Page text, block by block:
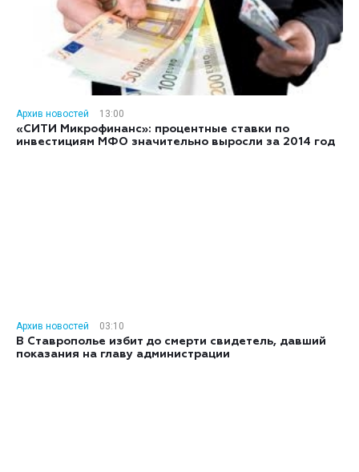
Архив новостей
13:00
«СИТИ Микрофинанс»: процентные ставки по
инвестициям МФО значительно выросли за 2014 год
Архив новостей
03:10
В Ставрополье избит до смерти свидетель, давший
показания на главу администрации